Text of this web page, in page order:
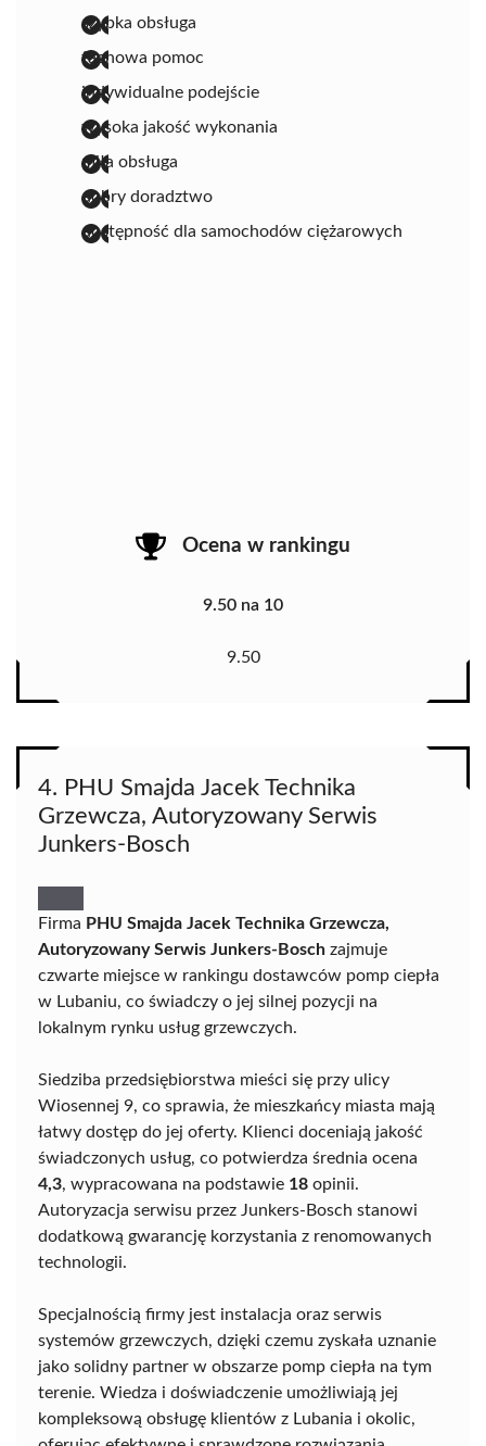
szybka obsługa
fachowa pomoc
indywidualne podejście
wysoka jakość wykonania
miła obsługa
dobry doradztwo
dostępność dla samochodów ciężarowych
Ocena w rankingu
9.50 na 10
9.50
4. PHU Smajda Jacek Technika
Grzewcza, Autoryzowany Serwis
Junkers-Bosch
Firma PHU Smajda Jacek Technika Grzewcza,
Autoryzowany Serwis Junkers-Bosch zajmuje
czwarte miejsce w rankingu dostawców pomp ciepła
w Lubaniu, co świadczy o jej silnej pozycji na
lokalnym rynku usług grzewczych.
Siedziba przedsiębiorstwa mieści się przy ulicy
Wiosennej 9, co sprawia, że mieszkańcy miasta mają
łatwy dostęp do jej oferty. Klienci doceniają jakość
świadczonych usług, co potwierdza średnia ocena
4,3, wypracowana na podstawie 18 opinii.
Autoryzacja serwisu przez Junkers-Bosch stanowi
dodatkową gwarancję korzystania z renomowanych
technologii.
Specjalnością firmy jest instalacja oraz serwis
systemów grzewczych, dzięki czemu zyskała uznanie
jako solidny partner w obszarze pomp ciepła na tym
terenie. Wiedza i doświadczenie umożliwiają jej
kompleksową obsługę klientów z Lubania i okolic,